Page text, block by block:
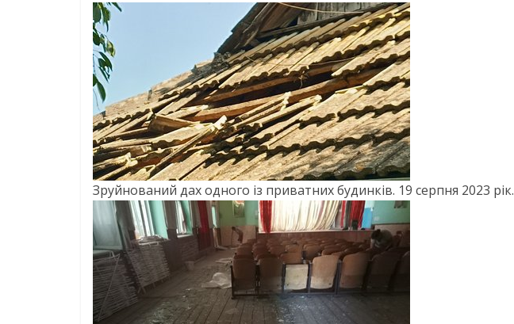
Зруйнований дах одного із приватних будинків. 19 серпня 2023 рік.